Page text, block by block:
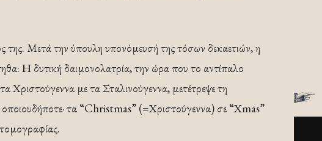
της. Μετά την ύπουλη υπονόμευσή της τόσων δεκαετιών, η
Η δυτική δαιμονολατρία, την ώρα που το αντίπαλο
Χριστούγεννα με τα Σταλινούγεννα, μετέτρεψε τη
τα “Christmas” (=­Χριστούγεννα) σε “Χmas”